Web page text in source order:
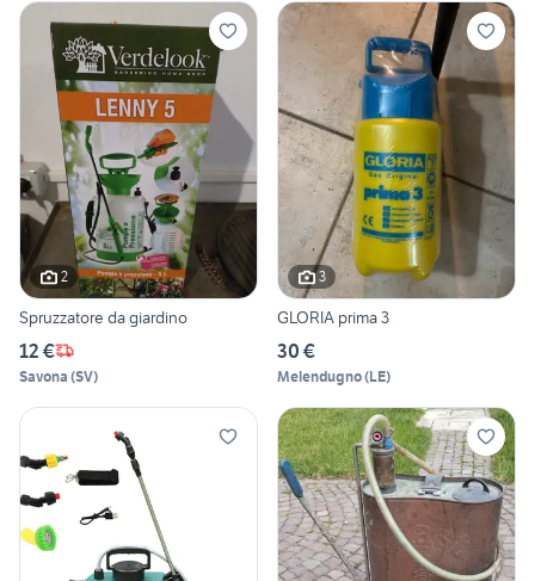
2
Spruzzatore da giardino
12 €
Savona (SV)
3
GLORIA prima 3
30 €
Melendugno(LE)